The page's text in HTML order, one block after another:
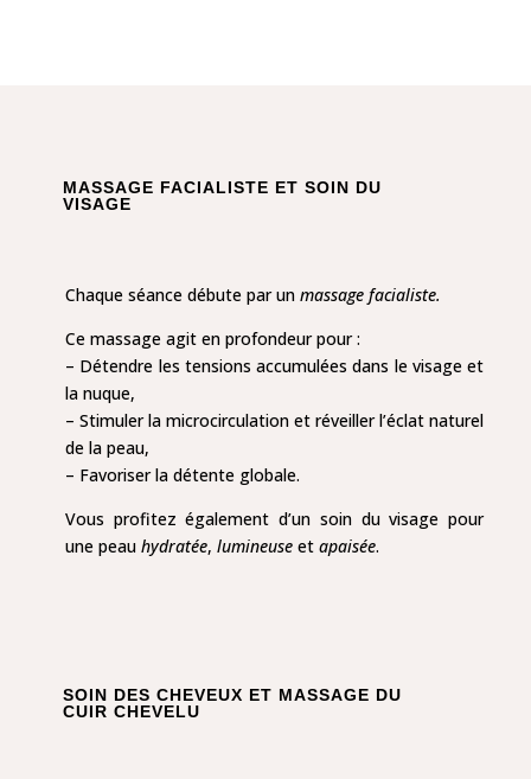
MASSAGE FACIALISTE ET SOIN DU
VISAGE
Chaque séance débute par un massage facialiste.
Ce massage agit en profondeur pour :
– Détendre les tensions accumulées dans le visage et
la nuque,
– Stimuler la microcirculation et réveiller l’éclat naturel
de la peau,
– Favoriser la détente globale.
Vous profitez également d’un soin du visage pour
une peau hydratée, lumineuse et apaisée.
SOIN DES CHEVEUX ET MASSAGE DU
CUIR CHEVELU